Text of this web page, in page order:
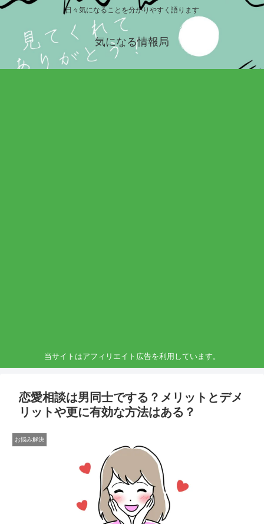
日々気になることを分かりやすく語ります
気になる情報局
当サイトはアフィリエイト広告を利用しています。
恋愛相談は男同士でする？メリットとデメ
リットや更に有効な方法はある？
お悩み解決